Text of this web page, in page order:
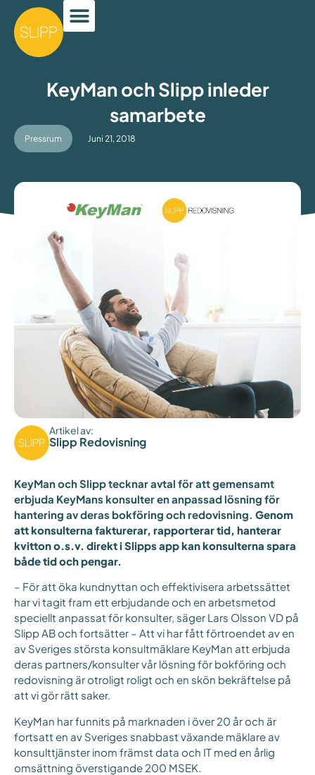
KeyMan och Slipp inleder
samarbete
Pressrum Juni 21, 2018
Artikel av:
Slipp Redovisning
KeyMan och Slipp tecknar avtal för att gemensamt
erbjuda KeyMans konsulter en anpassad lösning för
hantering av deras bokföring och redovisning. Genom
att konsulterna fakturerar, rapporterar tid, hanterar
kvitton o.s.v. direkt i Slipps app kan konsulterna spara
både tid och pengar.
– För att öka kundnyttan och effektivisera arbetssättet
har vi tagit fram ett erbjudande och en arbetsmetod
speciellt anpassat för konsulter, säger Lars Olsson VD på
Slipp AB och fortsätter – Att vi har fått förtroendet av en
av Sveriges största konsultmäklare KeyMan att erbjuda
deras partners/konsulter vår lösning för bokföring och
redovisning är otroligt roligt och en skön bekräftelse på
att vi gör rätt saker.
KeyMan har funnits på marknaden i över 20 år och är
fortsatt en av Sveriges snabbast växande mäklare av
konsulttjänster inom främst data och IT med en årlig
omsättning överstigande 200 MSEK.